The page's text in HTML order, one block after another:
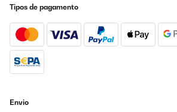
Tipos de pagamento
Envio